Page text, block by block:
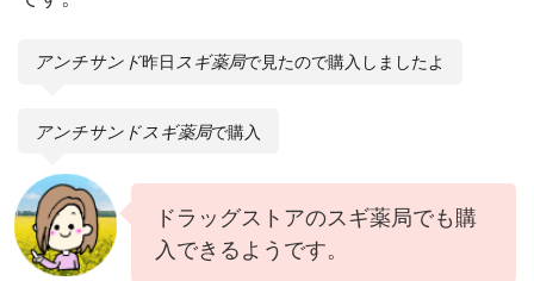
アンチサンド昨日 スギ薬局で見たので購入しましたよ
アンチサンドスギ薬局で購入
ドラッグストアのスギ薬局でも購
入できるようです。